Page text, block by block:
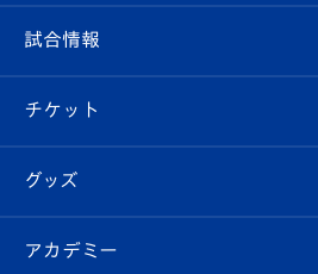
クラブ
試合情報
チケット
イベント
クラブ概要
エンブレム紹介
スタッフプロフィール
観戦ルール
はじめての観戦ガイド
Revive Team
試合情報
試合日程/結果
フォトギャラリー
チケット
チケット
グッズ
オンラインショップ
アカデミー